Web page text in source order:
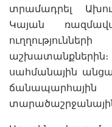
տրամադրել
Կայան
սահմանային